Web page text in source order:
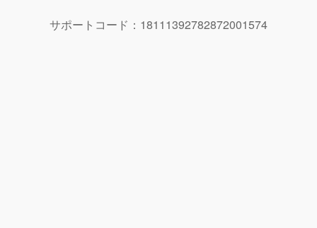
サポートコード：18111392782872001574